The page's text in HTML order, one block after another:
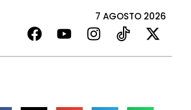
7 AGOSTO 2026